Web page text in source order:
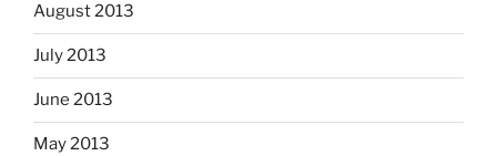
August 2013
July 2013
June 2013
May 2013